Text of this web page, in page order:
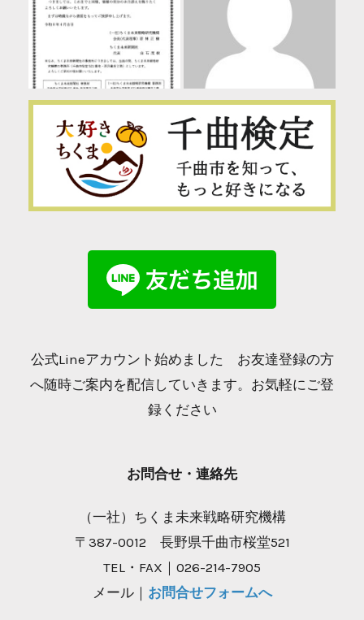
公式Lineアカウント始めました お友達登録の方
へ随時ご案内を配信していきます。お気軽にご登
録ください
お問合せ・連絡先
（一社）ちくま未来戦略研究機構
〒387-0012 長野県千曲市桜堂521
TEL・FAX｜026-214-7905
メール｜ お問合せフォームへ